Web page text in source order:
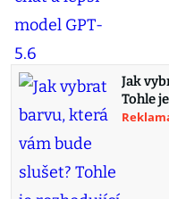
Jak
Tohle